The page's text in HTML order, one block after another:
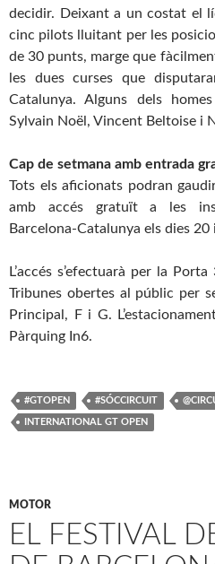
decidir. Deixant a un costat el
cinc pilots lluitant per les
de 30 punts, marge que
les dues curses que
Catalunya. Alguns dels
Sylvain Noël, Vincent Beltoise i
Cap de setmana amb entrada
Tots els aficionats podran
amb accés gratuït a les
Barcelona-Catalunya els dies 20
L’accés s’efectuarà per la
Tribunes obertes al públic per
Principal, F i G.
Pàrquing In6.
#GTOPEN #SÓCCIRCUIT
INTERNATIONAL GT OPEN
MOTOR
EL FESTIVAL